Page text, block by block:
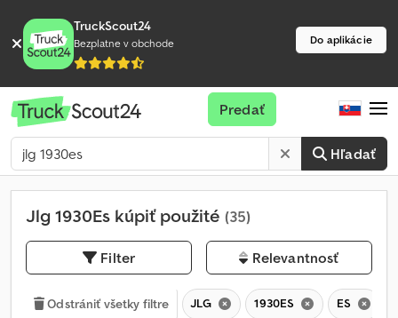
TruckScout24
Bezplatne v obchode Do aplikácie
Hľadať
Predať
Jlg 1930Es kúpiť použité (35)
Filter Relevantnosť
Odstrániť všetky filtre JLG 1930ES ES